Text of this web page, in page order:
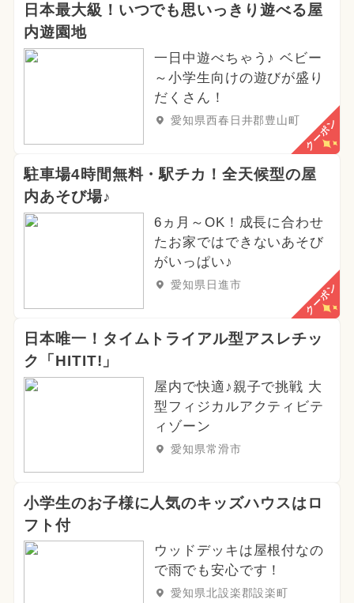
日本最大級！いつでも思いっきり遊べる屋
内遊園地
一日中遊べちゃう♪ ベビー
～小学生向けの遊びが盛り
だくさん！
愛知県西春日井郡豊山町 クーポン
駐車場4時間無料・駅チカ！全天候型の屋
内あそび場♪
6ヵ月～OK！成長に合わせ
たお家ではできないあそび
がいっぱい♪
愛知県日進市 クーポン
日本唯一！タイムトライアル型アスレチッ
ク「HITIT!」
屋内で快適♪親子で挑戦 大
型フィジカルアクティビテ
ィゾーン
愛知県常滑市
小学生のお子様に人気のキッズハウスはロ
フト付
ウッドデッキは屋根付なの
で雨でも安心です！
愛知県北設楽郡設楽町